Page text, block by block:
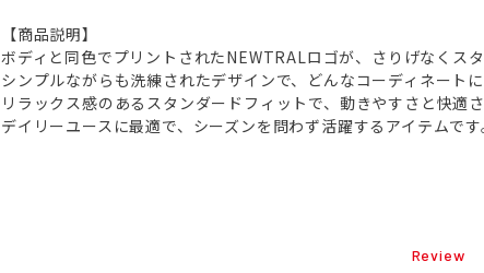
【商品説明】
ボディと同色でプリントされたNEWTRALロゴが、さりげなくス
シンプルながらも洗練されたデザインで、どんなコーディネート
リラックス感のあるスタンダードフィットで、動きやすさと快適
デイリーユースに最適で、シーズンを問わず活躍するアイテムです
Review